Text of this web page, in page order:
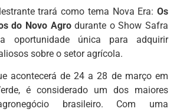
trará como tema Nova Era: Os
do Novo Agrodurante o Show Safra
oportunidade única para adquirir
sobre o setor agrícola.
acontecerá de 24 a 28 de março em
é considerado um dos maiores
brasileiro. Com uma